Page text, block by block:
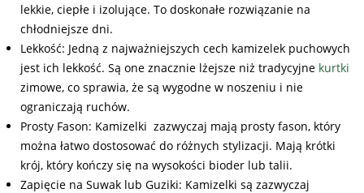
lekkie, ciepłe i izolujące. To doskonałe rozwiązanie na
chłodniejsze dni.
Lekkość: Jedną z najważniejszych cech kamizelek puchowych
jest ich lekkość. Są one znacznie lżejsze niż tradycyjne kurtki
zimowe, co sprawia, że są wygodne w noszeniu i nie
ograniczają ruchów.
Prosty Fason: Kamizelki zazwyczaj mają prosty fason, który
można łatwo dostosować do różnych stylizacji. Mają krótki
krój, który kończy się na wysokości bioder lub talii.
Zapięcie na Suwak lub Guziki: Kamizelki są zazwyczaj